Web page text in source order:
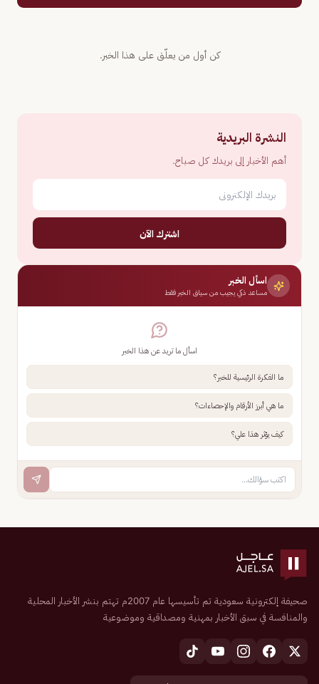
كن أول من يعلّق على هذا الخبر.
النشرة البريدية
أهم الأخبار إلى بريدك كل صباح.
اشترك الآن
اسأل الخبر
مساعد ذكي يجيب من سياق الخبر فقط
اسأل ما تريد عن هذا الخبر
ما الفكرة الرئيسية للخبر؟
ما هي أبرز الأرقام والإحصاءات؟
كيف يؤثر هذا علي؟
صحيفة إلكترونية سعودية تم تأسيسها عام 2007م تهتم بنشر الأخبار المحلية
والمنافسة في سبق الأخبار بمهنية ومصداقية وموضوعية